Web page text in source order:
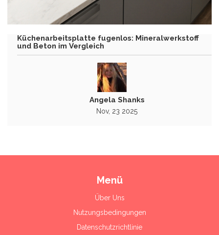
Küchenarbeitsplatte fugenlos: Mineralwerkstoff
und Beton im Vergleich
Angela Shanks
Nov, 23 2025
Menü
Über Uns
Nutzungsbedingungen
Datenschutzrichtlinie